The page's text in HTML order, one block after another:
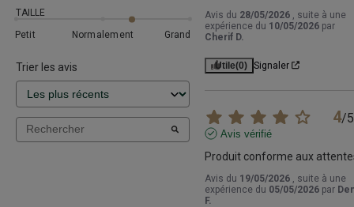
TAILLE
Petit
Normalement Grand
Trier les avis
Avis du 28/05/2026
, suite à une
expérience du 10/05/2026 par
Cherif D.
Utile(0) Signaler
4/5
Avis vérifié
Produit conforme aux
Avis du 19/05/2026
, suite à une
expérience du 05/05/2026 par
F.